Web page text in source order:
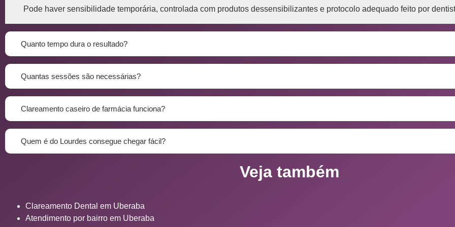
Pode haver sensibilidade temporária, controlada com produtos dessensibilizantes e protocolo adequado feito por
Quanto tempo dura o resultado?
Quantas sessões são necessárias?
Clareamento caseiro de farmácia funciona?
Quem é do Lourdes consegue chegar fácil?
Veja também
Clareamento Dental em Uberaba
Atendimento por bairro em Uberaba